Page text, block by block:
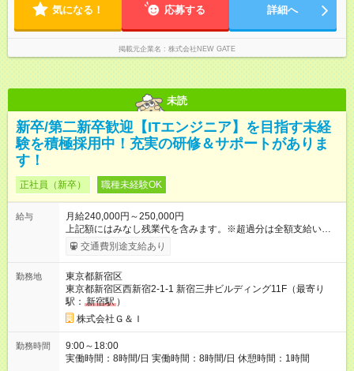
気になる！ 応募する 詳細へ
掲載元企業名 株式会社NEW GATE
未読
新卒/第二新卒歓迎【ITエンジニア】を目指す未経
験を積極採用中！充実の研修＆サポートがありま
す！
正社員（新卒） 職種未経験OK
給与
月給240,000円～250,000円
上記額にはみなし残業代を含みます。※超過分は全額支給いたし
ます。 みなし残業代 34,000円／月 みなし残業時間 20時間／月
※試用期間は6ヶ月で、その期間は契約社員となります。 ※その
※賞与あり。年2回/6月・12月支給 ※昇給：年１回（4月） ※交
通費全額支給 【試用期間】試用期間あり 試用期間の長さ：6ヶ
月 ※ 雇用形態と給与に、本採用時と異なる部分があります。 雇
用形態：新卒採用（契約社員） 給与：本採用時と同じです。
交通費別途支給あり
勤務地
東京都新宿区
東京都新宿区西新宿2-1-1 新宿三井ビルディング11F（最寄り
駅： 新宿駅 ）
株式会社Ｇ＆Ｉ
勤務時間
9:00～18:00
実働時間：8時間/日 実働時間：8時間/日 休憩時間：1時間